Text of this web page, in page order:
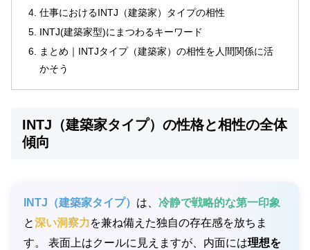
仕事におけるINTJ（建築家）タイプの相性
INTJ(建築家型)にまつわるキーワード
まとめ｜INTJタイプ（建築家）の相性を人間関係に活
かそう
INTJ（建築家タイプ）の性格と相性の全体
傾向
INTJ（建築家タイプ） は、 冷静で戦略的な第一印象
と深い洞察力を兼ね備えた独自の存在感を放ちま
す。 表面上はクールに見えますが、内面には理想を